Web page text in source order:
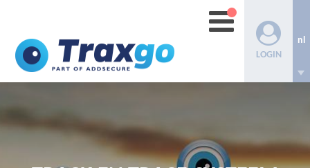
LOGIN
nl